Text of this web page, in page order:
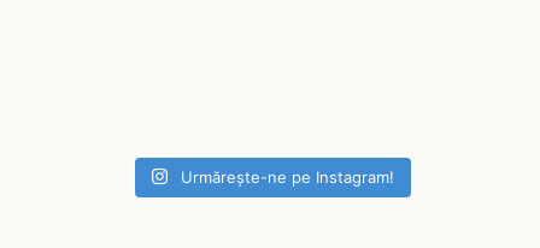
Urmărește-ne pe Instagram!